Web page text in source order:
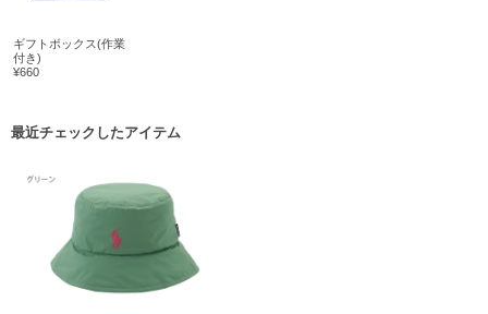
ギフトボックス(作業
付き)
¥660
最近チェックしたアイテム